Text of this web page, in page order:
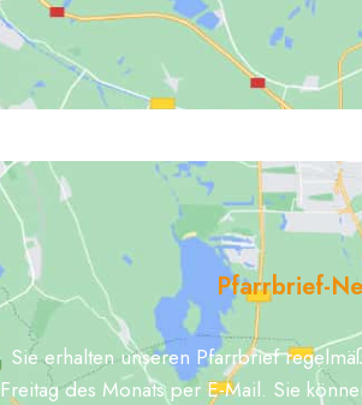
Pfarrbrief-
Sie erhalten unseren Pfarrbrief
Freitag des Monats per E-Mail. Sie